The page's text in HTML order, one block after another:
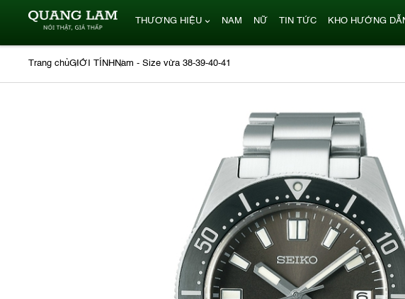
THƯƠNG HIỆU NAM NỮ TIN TỨC KHO HƯỚNG
Trang chủGIỚI TÍNH Nam - Size vừa 38-39-40-41